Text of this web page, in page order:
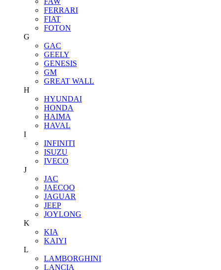
FERRARI
FIAT
FOTON
G
GAC
GEELY
GENESIS
GM
GREAT WALL
H
HYUNDAI
HONDA
HAIMA
HAVAL
I
INFINITI
ISUZU
IVECO
J
JAC
JAECOO
JAGUAR
JEEP
JOYLONG
K
KIA
KAIYI
L
LAMBORGHINI
LANCIA